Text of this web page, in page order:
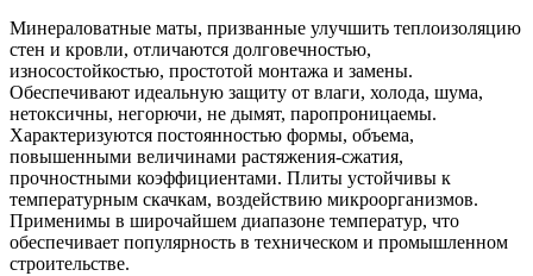
Минераловатные маты, призванные улучшить теплоизоляцию
стен и кровли, отличаются долговечностью,
износостойкостью, простотой монтажа и замены.
Обеспечивают идеальную защиту от влаги, холода, шума,
нетоксичны, негорючи, не дымят, паропроницаемы.
Характеризуются постоянностью формы, объема,
повышенными величинами растяжения-сжатия,
прочностными коэффициентами. Плиты устойчивы к
температурным скачкам, воздействию микроорганизмов.
Применимы в широчайшем диапазоне температур, что
обеспечивает популярность в техническом и промышленном
строительстве.